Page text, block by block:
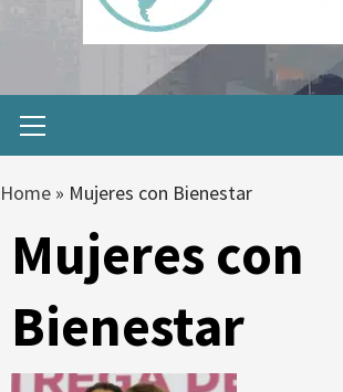
Menu
Home » Mujeres con Bienestar
Mujeres con
Bienestar